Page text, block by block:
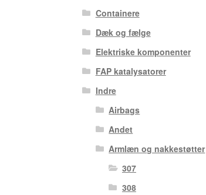
Containere
Dæk og fælge
Elektriske komponenter
FAP katalysatorer
Indre
Airbags
Andet
Armlæn og nakkestøtter
307
308